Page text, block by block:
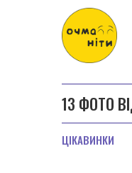
13 ФОТО
ЦІКАВИНКИ